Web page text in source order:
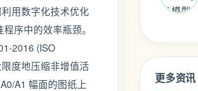
用数字化技术优化
序中的效率瓶颈。
2016 (ISO
度地压缩非增值活
A1 幅面的图纸上
更多资讯